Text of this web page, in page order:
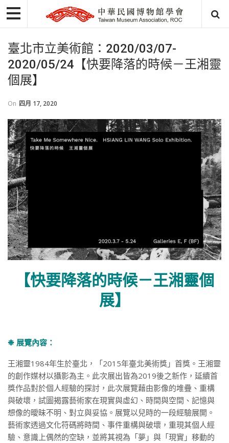
臺北市立美術館：2020/03/07-
2020/05/24【快要降落的時候－王湘靈
個展】
On 四月 17, 2020
【快要降落的時候－王湘靈個
展】
❉ 展覽內容：
王湘靈1984年生於臺北，「2015年臺北美術獎」首獎。王湘靈
的創作媒材以攝影為主。此次展出皆為2019後之新作，延續首
獎作品對於個人經驗的探討，此次展覽藉由影像的堆疊、重構
與破壞，試圖揭露藝術家在現實與虛幻、時間與空間、記憶與
想像的曖昧不明、對立與妥協。展覽以兒時的一段經驗展開。
藝術家透過文化符碼將時間、事件重構與破壞，重現其個人經
驗、意識上偶然的空缺，並將其視為「夢」與「現實」移動的